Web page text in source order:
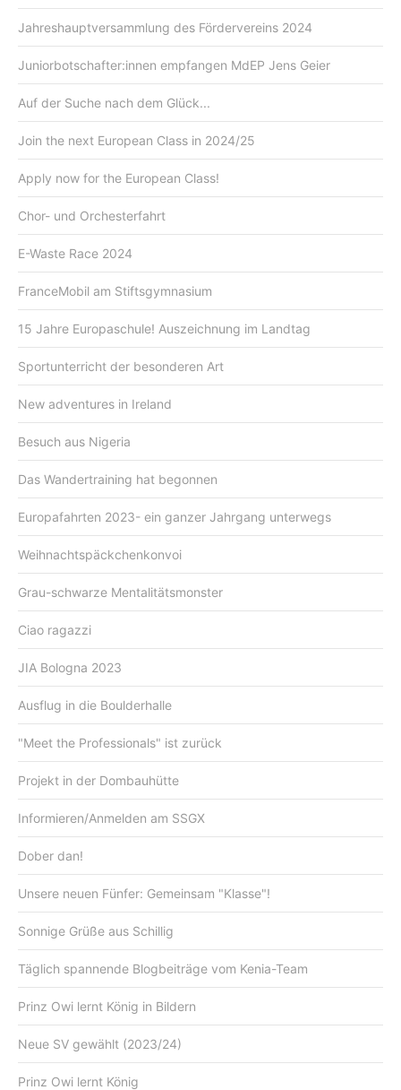
Jahreshauptversammlung des Fördervereins 2024
Juniorbotschafter:innen empfangen MdEP Jens Geier
Auf der Suche nach dem Glück...
Join the next European Class in 2024/25
Apply now for the European Class!
Chor- und Orchesterfahrt
E-Waste Race 2024
FranceMobil am Stiftsgymnasium
15 Jahre Europaschule! Auszeichnung im Landtag
Sportunterricht der besonderen Art
New adventures in Ireland
Besuch aus Nigeria
Das Wandertraining hat begonnen
Europafahrten 2023- ein ganzer Jahrgang unterwegs
Weihnachtspäckchenkonvoi
Grau-schwarze Mentalitätsmonster
Ciao ragazzi
JIA Bologna 2023
Ausflug in die Boulderhalle
"Meet the Professionals" ist zurück
Projekt in der Dombauhütte
Informieren/Anmelden am SSGX
Dober dan!
Unsere neuen Fünfer: Gemeinsam "Klasse"!
Sonnige Grüße aus Schillig
Täglich spannende Blogbeiträge vom Kenia-Team
Prinz Owi lernt König in Bildern
Neue SV gewählt (2023/24)
Prinz Owi lernt König